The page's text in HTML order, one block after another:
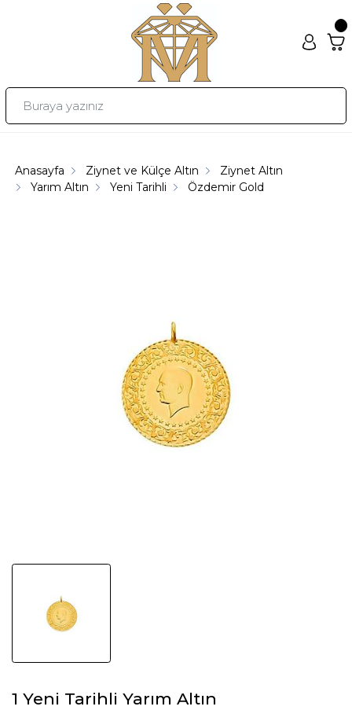
Anasayfa Ziynet ve Külçe Altın
Ziynet Altın
Yarım Altın
Yeni Tarihli Özdemir Gold
1 Yeni Tarihli Yarım Altın